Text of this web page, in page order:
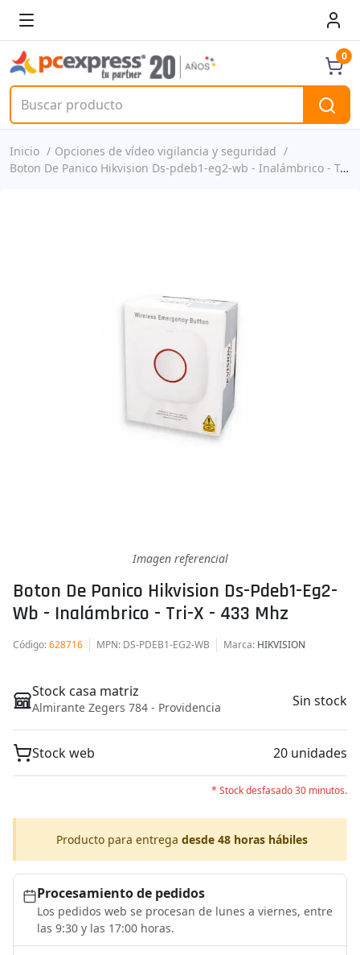
0
Inicio
Opciones de vídeo vigilancia y seguridad
Boton De Panico Hikvision Ds-pdeb1-eg2-wb - Inalámbrico - Tri-x - 433 Mhz
Imagen referencial
Boton De Panico Hikvision Ds-Pdeb1-Eg2-
Wb - Inalámbrico - Tri-X - 433 Mhz
Código:628716 MPN: DS-PDEB1-EG2-WB Marca: HIKVISION
Stock casa matriz
Almirante Zegers 784 - Providencia Sin stock
Stock web 20 unidades
* Stock desfasado 30 minutos.
Producto para entrega desde 48 horas hábiles
Procesamiento de pedidos
Los pedidos web se procesan de lunes a viernes, entre
las 9:30 y las 17:00 horas.